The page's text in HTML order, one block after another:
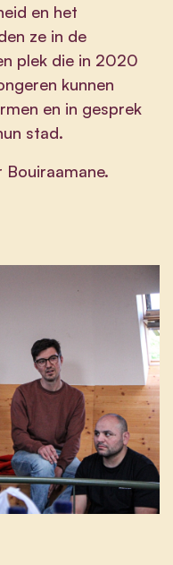
en het
ze in de
plek die in 2020
kunnen
en in gesprek
stad.